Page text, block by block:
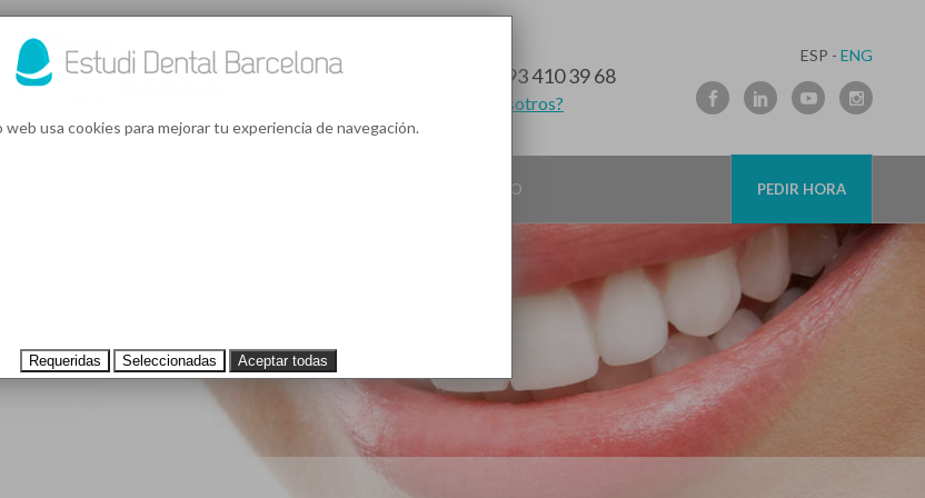
93 410 39 68
¿Te llamamos nosotros?
ESP - ENG
CONTACTO PEDIR HORA
web usa cookies para mejorar tu experiencia de navegación.
Requeridas Seleccionadas Aceptar todas